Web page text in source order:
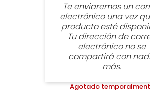
Te enviaremos un
electrónico una vez
producto esté
Tu dirección de
electrónico no se
compartirá con
más.
Agotado